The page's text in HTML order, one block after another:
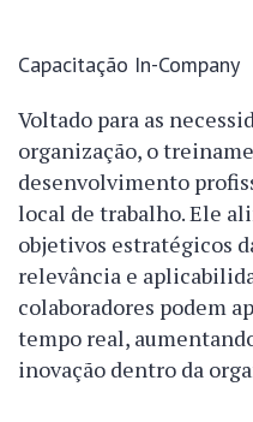
Capacitação In-Company
Voltado para as
organização, o
desenvolvimento
local de trabalho. Ele
objetivos estratégicos
relevância e
colaboradores podem
tempo real,
inovação dentro da